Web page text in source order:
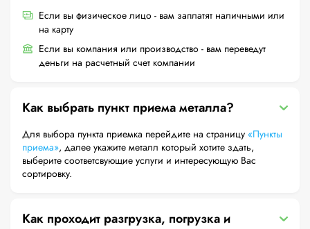
Если вы физическое лицо - вам заплатят наличными или
на карту
Если вы компания или производство - вам переведут
деньги на расчетный счет компании
Как выбрать пункт приема металла?
Для выбора пункта приемка перейдите на страницу «Пункты
приема», далее укажите металл который хотите здать,
выберите соответсвующие услуги и интересующую Вас
сортировку.
Как проходит разгрузка, погрузка и